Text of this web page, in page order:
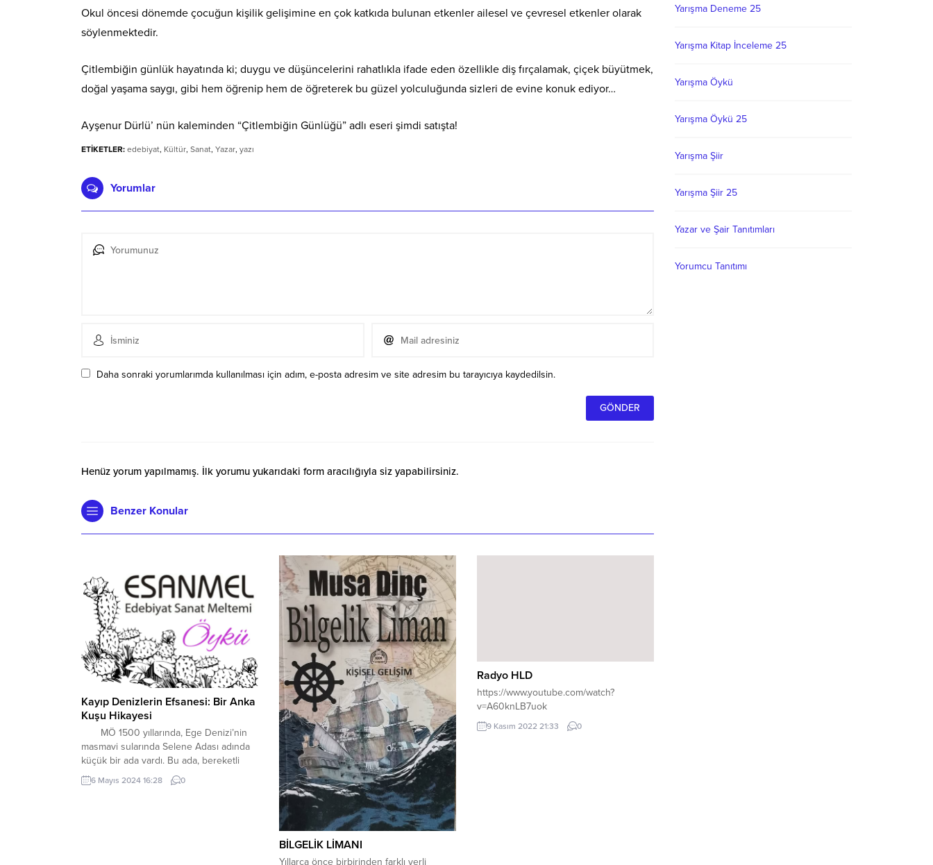
Okul öncesi dönemde çocuğun kişilik gelişimine en çok katkıda bulunan etkenler ailesel ve çevresel etkenler olarak
söylenmektedir.
Çitlembiğin günlük hayatında ki; duygu ve düşüncelerini rahatlıkla ifade eden özellikle diş fırçalamak, çiçek büyütmek,
doğal yaşama saygı, gibi hem öğrenip hem de öğreterek bu güzel yolculuğunda sizleri de evine konuk ediyor…
Ayşenur Dürlü’ nün kaleminden “Çitlembiğin Günlüğü” adlı eseri şimdi satışta!
ETİKETLER: edebiyat, Kültür, Sanat, Yazar, yazı
Yorumlar
Daha sonraki yorumlarımda kullanılması için adım, e-posta adresim ve site adresim bu tarayıcıya kaydedilsin.
Henüz yorum yapılmamış. İlk yorumu yukarıdaki form aracılığıyla siz yapabilirsiniz.
Benzer Konular
Kayıp Denizlerin Efsanesi: Bir Anka
Kuşu Hikayesi
MÖ 1500 yıllarında, Ege Denizi’nin
masmavi sularında Selene Adası adında
küçük bir ada vardı. Bu ada, bereketli
toprakları ve zeytin ağaçlarıyla kaplıydı.
Adada Selene adında güzel bir prenses
6 Mayıs 2024 16:28 0
BİLGELİK LİMANI
Yıllarca önce birbirinden farklı yerli
Radyo HLD
https://www.youtube.com/watch?
v=A60knLB7uok
9 Kasım 2022 21:33 0
Yarışma Deneme 25
Yarışma Kitap İnceleme 25
Yarışma Öykü
Yarışma Öykü 25
Yarışma Şiir
Yarışma Şiir 25
Yazar ve Şair Tanıtımları
Yorumcu Tanıtımı